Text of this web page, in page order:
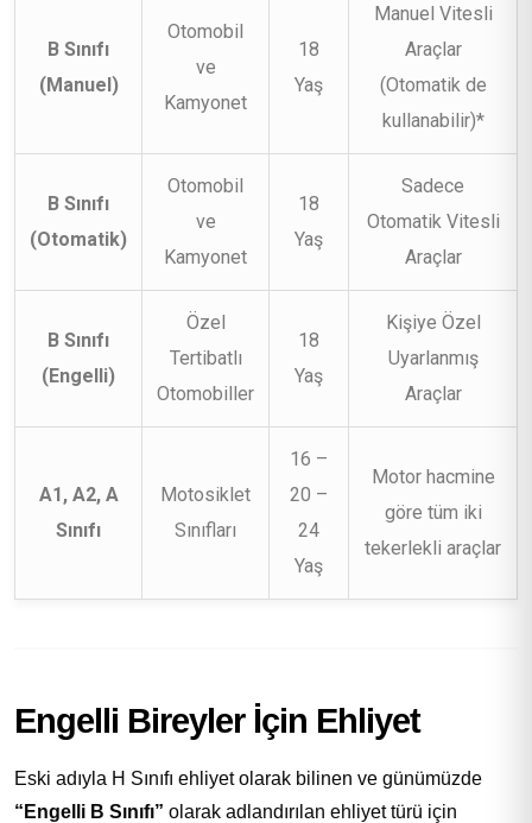
B Sınıfı
(Manuel)
Otomobil
ve
Kamyonet
18
Yaş
Manuel Vitesli
Araçlar
(Otomatik de
kullanabilir)*
B Sınıfı
(Otomatik)
Otomobil
ve
Kamyonet
18
Yaş
Sadece
Otomatik Vitesli
Araçlar
B Sınıfı
(Engelli)
Özel
Tertibatlı
Otomobiller
18
Yaş
Kişiye Özel
Uyarlanmış
Araçlar
A1, A2, A
Sınıfı
Motosiklet
Sınıfları
16 –
20 –
24
Yaş
Motor hacmine
göre tüm iki
tekerlekli araçlar
Engelli Bireyler İçin Ehliyet
Eski adıyla H Sınıfı ehliyet olarak bilinen ve günümüzde
“Engelli B Sınıfı” olarak adlandırılan ehliyet türü için